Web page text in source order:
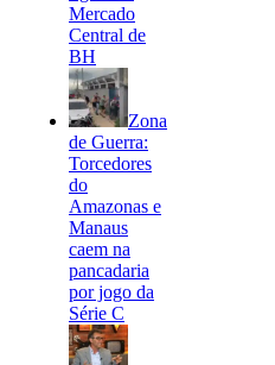
Mercado
Central de
BH
Zona
de Guerra:
Torcedores
do
Amazonas e
Manaus
caem na
pancadaria
por jogo da
Série C